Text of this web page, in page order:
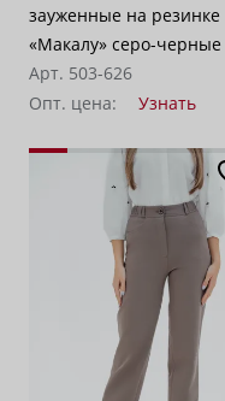
зауженные на резинке
«Макалу» серо-черные
Арт. 503-626
Опт. цена:
Узнать